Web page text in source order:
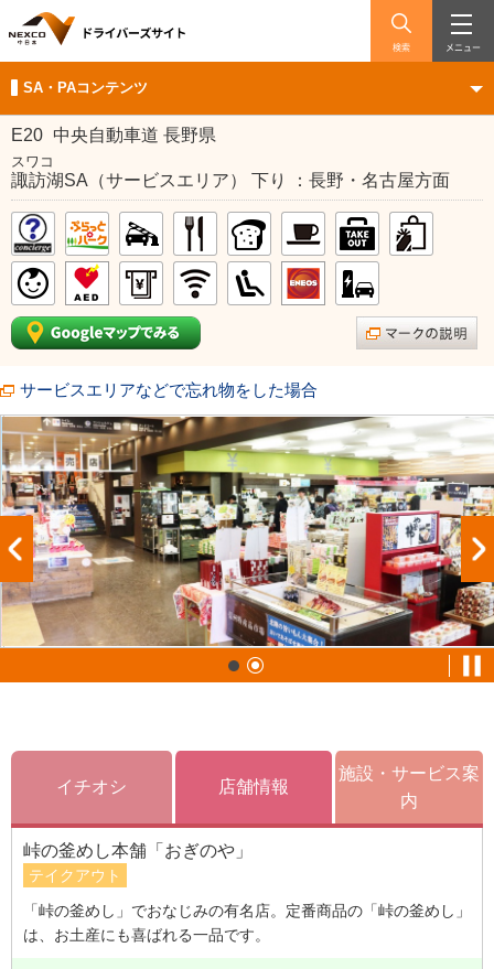
検索 メニュー
SA・PAコンテンツ
E20 中央自動車道 長野県
スワコ
諏訪湖SA（サービスエリア） 下り ：長野・名古屋方面
サービスエリアなどで忘れ物をした場合
イチオシ 店舗情報
施設・サービス案
内
峠の釜めし本舗「おぎのや」
テイクアウト
「峠の釜めし」でおなじみの有名店。定番商品の「峠の釜めし」
は、お土産にも喜ばれる一品です。